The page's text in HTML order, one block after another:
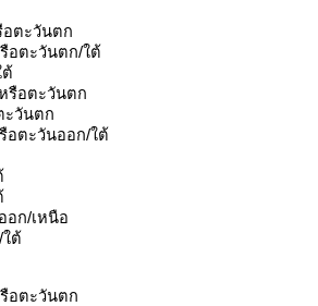
อตะวันตก
อตะวันตก/ใต้
รือตะวันตก
ะวันตก
อตะวันออก/ใต้
อก/เหนือ
ต้
อตะวันตก